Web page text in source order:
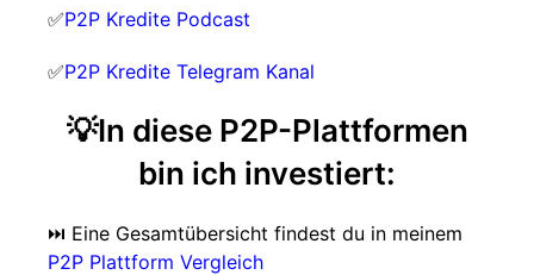
✅P2P Kredite Podcast
✅P2P Kredite Telegram Kanal
💡In diese P2P-Plattformen
bin ich investiert:
⏭️ Eine Gesamtübersicht findest du in meinem
P2P Plattform Vergleich